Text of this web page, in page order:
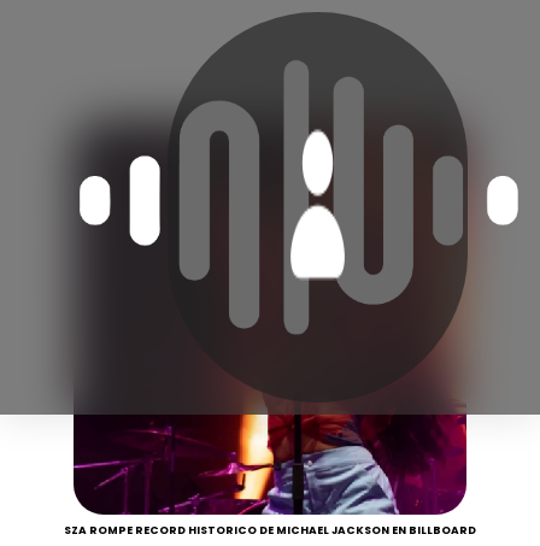
SZA ROMPE RECORD HISTORICO DE MICHAEL JACKSON EN BILLBOARD